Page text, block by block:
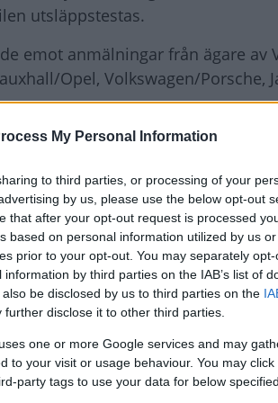
My Personal Information
to third parties, or processing of your
by us, please use the below opt-out
that after your opt-out request is processed
based on personal information utilized by us
prior to your opt-out. You may separately
by third parties on the IAB’s list of
be disclosed by us to third parties on the
further disclose it to other third parties.
one or more Google services and may
to your visit or usage behaviour. You may
party tags to use your data for below
utsläppstestas.
emot anmälningar från ägare av
Opel, Volkswagen/Porsche,
motorns effekt när